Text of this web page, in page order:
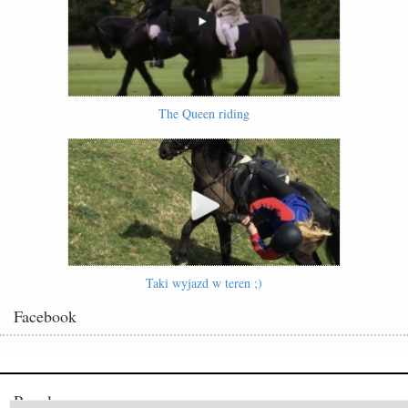
The Queen riding
Taki wyjazd w teren ;)
Facebook
Popularne